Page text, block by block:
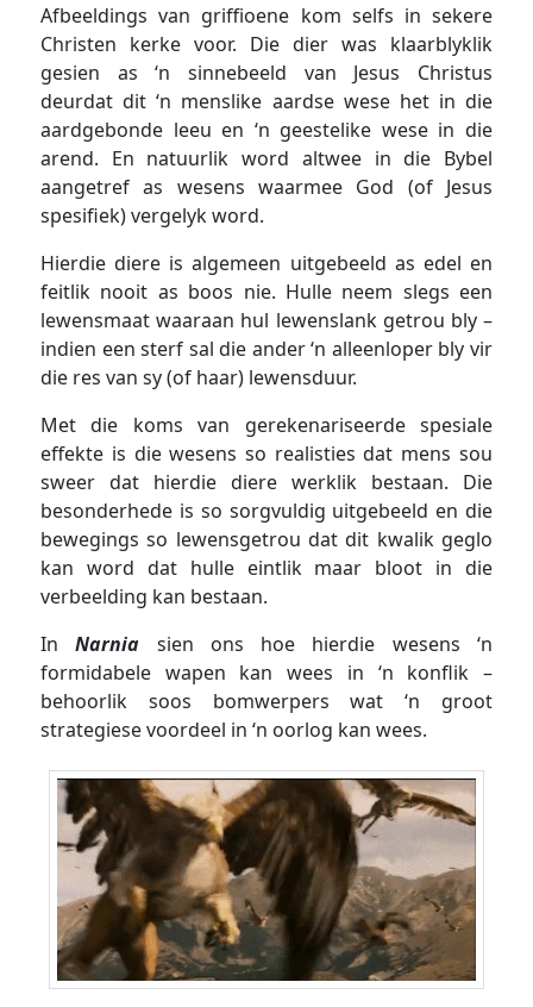
Afbeeldings van griffioene kom selfs in sekere
Christen kerke voor. Die dier was klaarblyklik
gesien as ‘n sinnebeeld van Jesus Christus
deurdat dit ‘n menslike aardse wese het in die
aardgebonde leeu en ‘n geestelike wese in die
arend. En natuurlik word altwee in die Bybel
aangetref as wesens waarmee God (of Jesus
spesifiek) vergelyk word.
Hierdie diere is algemeen uitgebeeld as edel en
feitlik nooit as boos nie. Hulle neem slegs een
lewensmaat waaraan hul lewenslank getrou bly –
indien een sterf sal die ander ‘n alleenloper bly vir
die res van sy (of haar) lewensduur.
Met die koms van gerekenariseerde spesiale
effekte is die wesens so realisties dat mens sou
sweer dat hierdie diere werklik bestaan. Die
besonderhede is so sorgvuldig uitgebeeld en die
bewegings so lewensgetrou dat dit kwalik geglo
kan word dat hulle eintlik maar bloot in die
verbeelding kan bestaan.
InNarnia
sien ons hoe hierdie wesens ‘n
formidabele wapen kan wees in ‘n konflik –
behoorlik soos bomwerpers wat ‘n groot
strategiese voordeel in ‘n oorlog kan wees.